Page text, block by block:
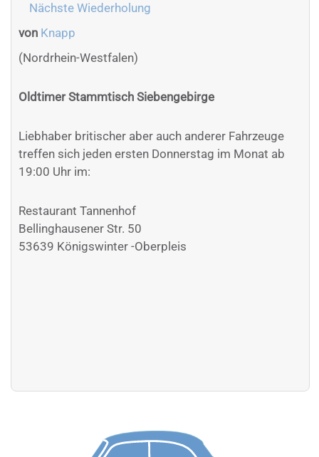
Nächste Wiederholung
von Knapp
(Nordrhein-Westfalen)
Oldtimer Stammtisch Siebengebirge
Liebhaber britischer aber auch anderer Fahrzeuge
treffen sich jeden ersten Donnerstag im Monat ab
19:00 Uhr im:
Restaurant Tannenhof
Bellinghausener Str. 50
53639 Königswinter -Oberpleis